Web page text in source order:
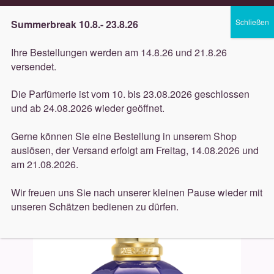
Lieferung innerhalb 3 Werktagen
Navigation
springen
Inhalt
springen
Düfte
öffnen
öffnen
Dekorative
Accessoires
öffnen
Start Düfte Xerjoff
Xerjoff – Vibe Collection – Accento
Summerbreak 10.8.- 23.8.26
Ihre Bestellungen werden am 14.8.26 und 21.8.26
versendet.
Die Parfümerie ist vom 10. bis 23.08.2026 geschlossen
und ab 24.08.2026 wieder geöffnet.
Gerne können Sie eine Bestellung in unserem Shop
auslösen, der Versand erfolgt am Freitag, 14.08.2026 und
am 21.08.2026.
Wir freuen uns Sie nach unserer kleinen Pause wieder mit
unseren Schätzen bedienen zu dürfen.